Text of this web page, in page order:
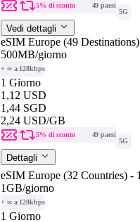
5% di sconto
49 paesi
5G
Vedi dettagli
eSIM Europe (49
500MB/giorno
+ ∞ a 128kbps
1 Giorno
1,12 USD
1,44 SGD
2,24 USD/GB
5% di sconto
49 paesi
5G
Dettagli
eSIM Europe (32 Countries) -
1GB/giorno
+ ∞ a 128kbps
1 Giorno